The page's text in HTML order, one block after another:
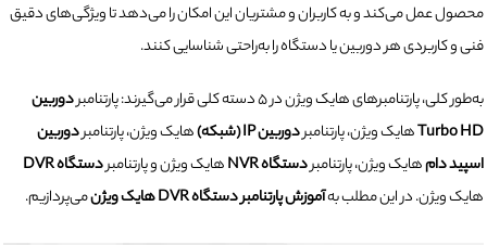
محصول عمل می‌کند و به کاربران و مشتریان این امکان را می‌دهد تا ویژگی‌های دقیق
فنی و کاربردی هر دوربین یا دستگاه را به‌راحتی شناسایی کنند.
به‌طور کلی، پارتنامبرهای هایک ویژن در ۵ دسته کلی قرار می‌گیرند: پارتنامبر
دوربین
Turbo HDهایک ویژن، پارتنامبردوربین IP (شبکه) هایک ویژن، پارتنامبردوربین
اسپید دامهایک ویژن، پارتنامبردستگاه NVR هایک ویژن و پارتنامبردستگاه DVR
هایک ویژن. در این مطلب بهآموزش پارتنامبر دستگاه DVR هایک ویژن می‌پردازیم.